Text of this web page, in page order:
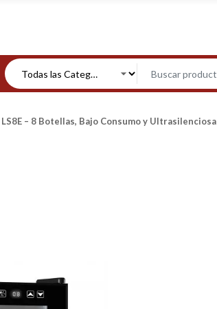
– 8 Botellas, Bajo Consumo y Ultrasilenciosa